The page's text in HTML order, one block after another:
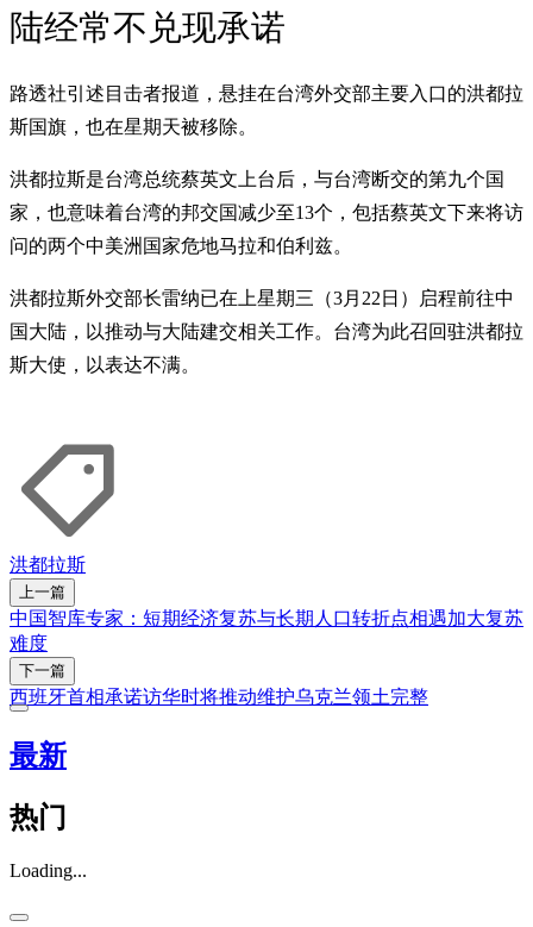
陆经常不兑现承诺
路透社引述目击者报道，悬挂在台湾外交部主要入口的洪都拉
斯国旗，也在星期天被移除。
洪都拉斯是台湾总统蔡英文上台后，与台湾断交的第九个国
家，也意味着台湾的邦交国减少至13个，包括蔡英文下来将访
问的两个中美洲国家危地马拉和伯利兹。
洪都拉斯外交部长雷纳已在上星期三（3月22日）启程前往中
国大陆，以推动与大陆建交相关工作。台湾为此召回驻洪都拉
斯大使，以表达不满。
洪都拉斯
上一篇
中国智库专家：短期经济复苏与长期人口转折点相遇加大复苏
难度
下一篇
西班牙首相承诺访华时将推动维护乌克兰领土完整
最新
热门
Loading...